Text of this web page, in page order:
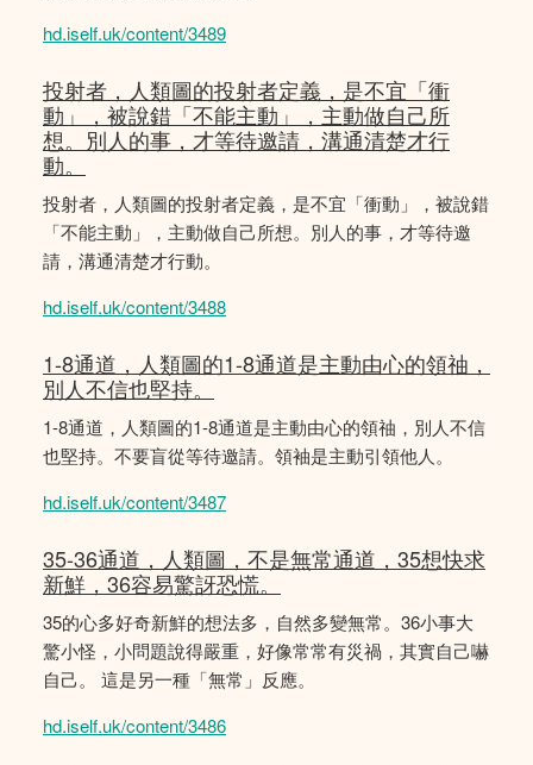
hd.iself.uk/content/3489
投射者，人類圖的投射者定義，是不宜「衝
動」，被說錯「不能主動」，主動做自己所
想。別人的事，才等待邀請，溝通清楚才行
動。
投射者，人類圖的投射者定義，是不宜「衝動」，被說錯
「不能主動」，主動做自己所想。別人的事，才等待邀
請，溝通清楚才行動。
hd.iself.uk/content/3488
1-8通道，人類圖的1-8通道是主動由心的領䄂，
別人不信也堅持。
1-8通道，人類圖的1-8通道是主動由心的領䄂，別人不信
也堅持。不要盲從等待邀請。領袖是主動引領他人。
hd.iself.uk/content/3487
35-36通道，人類圖，不是無常通道，35想快求
新鮮，36容易驚訝恐慌。
35的心多好奇新鮮的想法多，自然多變無常。36小事大
驚小怪，小問題說得嚴重，好像常常有災禍，其實自己嚇
自己。 這是另一種「無常」反應。
hd.iself.uk/content/3486